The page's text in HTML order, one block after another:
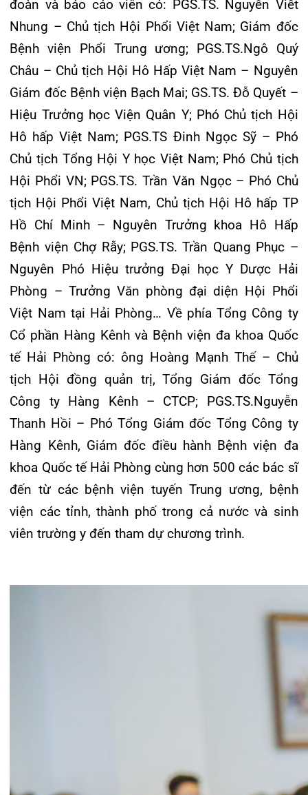
viện các tỉnh, thành phố trong cả nước và sinh
viên trường y đến tham dự chương trình.